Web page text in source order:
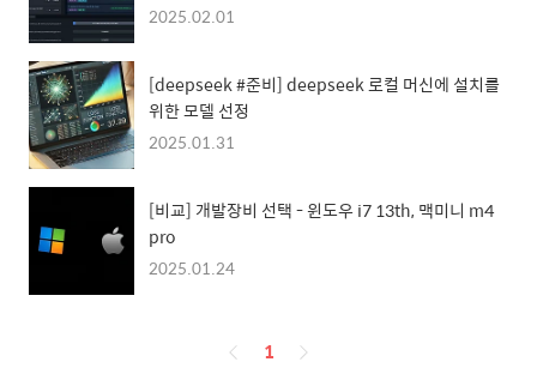
2025.02.01
[deepseek #준비] deepseek 로컬 머신에 설치를
위한 모델 선정
2025.01.31
[비교] 개발장비 선택 - 윈도우 i7 13th, 맥미니 m4
pro
2025.01.24
페
1